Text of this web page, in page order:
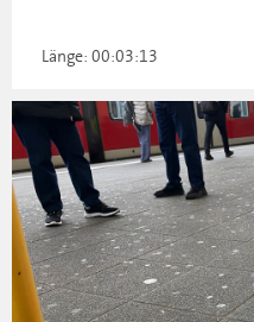
Länge: 00:03:13